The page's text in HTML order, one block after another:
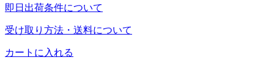
即日出荷条件について
受け取り方法・送料について
カートに入れる